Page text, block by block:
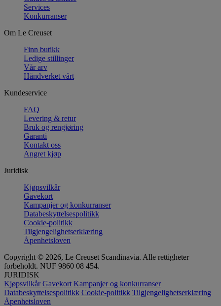
Services
Konkurranser
Om Le Creuset
Finn butikk
Ledige stillinger
Vår arv
Håndverket vårt
Kundeservice
FAQ
Levering & retur
Bruk og rengjøring
Garanti
Kontakt oss
Angret kjøp
Juridisk
Kjøpsvilkår
Gavekort
Kampanjer og konkurranser
Databeskyttelsespolitikk
Cookie-politikk
Tilgjengelighetserklæring
Åpenhetsloven
Copyright © 2026, Le Creuset Scandinavia. Alle rettigheter
forbeholdt. NUF 9860 08 454.
JURIDISK
Kjøpsvilkår Gavekort Kampanjer og konkurranser
Databeskyttelsespolitikk Cookie-politikk Tilgjengelighetserklæring
Åpenhetsloven